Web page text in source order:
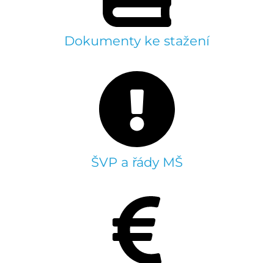
Dokumenty ke stažení
ŠVP a řády MŠ